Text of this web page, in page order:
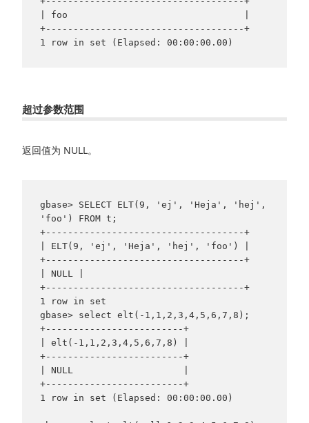
| foo                                |
+------------------------------------+
超过参数范围
返回值为 NULL。
gbase> SELECT ELT(9, 'ej', 'Heja', 'hej',
'foo') FROM t;
+------------------------------------+
| ELT(9, 'ej', 'Heja', 'hej', 'foo') |
+------------------------------------+
| NULL |
+------------------------------------+
1 row in set
gbase> select elt(-1,1,2,3,4,5,6,7,8);
+-------------------------+
| elt(-1,1,2,3,4,5,6,7,8) |
+-------------------------+
| NULL                    |
+-------------------------+
1 row in set (Elapsed: 00:00:00.00)